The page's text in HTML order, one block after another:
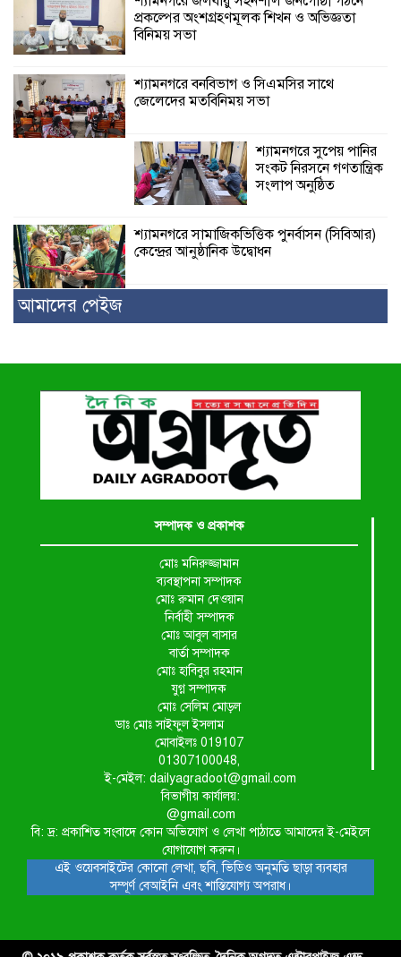
প্রকল্পের অংশগ্রহণমূলক শিখন ও অভিজ্ঞতা
বিনিময় সভা
শ্যামনগরে বনবিভাগ ও সিএমসির সাথে
জেলেদের মতবিনিময় সভা
শ্যামনগরে সুপেয় পানির
সংকট নিরসনে গণতান্ত্রিক
সংলাপ অনুষ্ঠিত
শ্যামনগরে সামাজিকভিত্তিক পুনর্বাসন (সিবিআর)
কেন্দ্রের আনুষ্ঠানিক উদ্বোধন
আমাদের পেইজ
সম্পাদক ও প্রকাশক
মোঃ মনিরুজ্জামান
ব্যবস্থাপনা সম্পাদক
মোঃ রুমান দেওয়ান
নির্বাহী সম্পাদক
মোঃ আবুল বাসার
বার্তা সম্পাদক
মোঃ হাবিবুর রহমান
যুগ্ন সম্পাদক
মোঃ সেলিম মোড়ল
ডাঃ মোঃ সাইফুল ইসলাম
মোবাইলঃ 019107
01307100048,
ই-মেইল: dailyagradoot@gmail.com
বিভাগীয় কার্যালয়:
@gmail.com
বি: দ্র: প্রকাশিত সংবাদে কোন অভিযোগ ও লেখা পাঠাতে আমাদের ই-মেইলে
যোগাযোগ করুন।
এই ওয়েবসাইটের কোনো লেখা, ছবি, ভিডিও অনুমতি ছাড়া ব্যবহার
সম্পূর্ণ বেআইনি এবং শাস্তিযোগ্য অপরাধ।